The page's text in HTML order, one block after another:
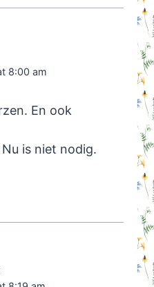
8:00 am
En ook
is niet nodig.